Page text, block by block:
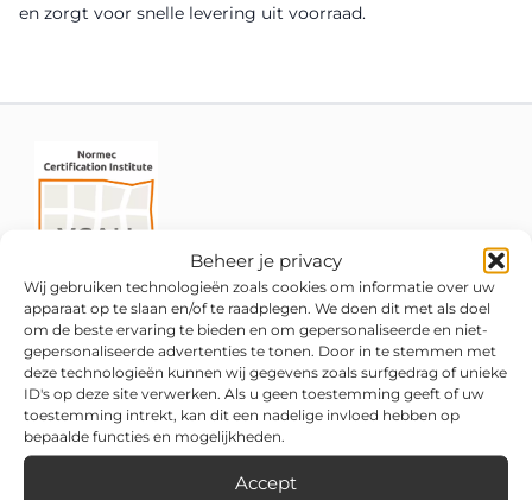
Beheer je privacy
Wij gebruiken technologieën zoals cookies om informatie over uw
apparaat op te slaan en/of te raadplegen. We doen dit met als doel
om de beste ervaring te bieden en om gepersonaliseerde en niet-
gepersonaliseerde advertenties te tonen. Door in te stemmen met
deze technologieën kunnen wij gegevens zoals surfgedrag of unieke
ID's op deze site verwerken. Als u geen toestemming geeft of uw
toestemming intrekt, kan dit een nadelige invloed hebben op
bepaalde functies en mogelijkheden.
Accept
en zorgt voor snelle levering uit voorraad.